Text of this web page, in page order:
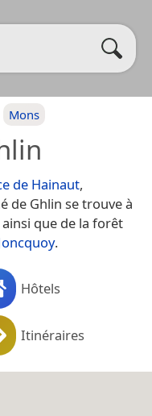
Mons
de Hainaut,
de Ghlin se trouve à
ainsi que de la forêt
.
Hôtels
Itinéraires